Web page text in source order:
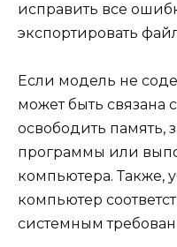
исправить все
экспортировать
Если модель не
может быть связана
освободить память,
программы или
компьютера. Также,
компьютер
системным